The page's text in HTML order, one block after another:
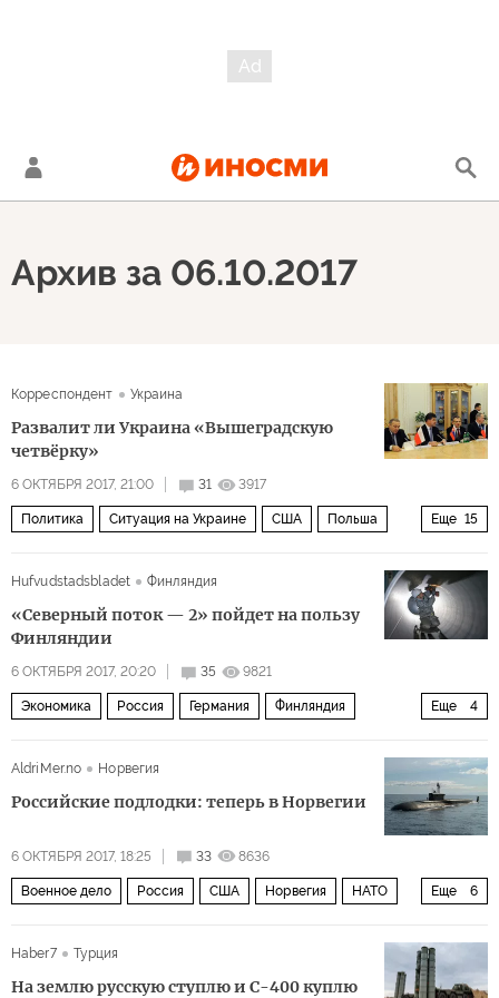
Архив за 06.10.2017
Корреспондент Украина
Развалит ли Украина «Вышеградскую
четвёрку»
6 ОКТЯБРЯ 2017, 21:00 31 3917
Еще 15
Политика Ситуация на Украине США Польша
Ярослав Качиньский
Петр Порошенко
Витольд Ващиковский ЕС школа
язык
Hufvudstadsbladet Финляндия
«Северный поток — 2» пойдет на пользу
Финляндии
6 ОКТЯБРЯ 2017, 20:20 35 9821
Еще 4
Экономика Россия Германия Финляндия
AldriMer.no Норвегия
Российские подлодки: теперь в Норвегии
6 ОКТЯБРЯ 2017, 18:25 33 8636
Еще 6
Военное дело Россия США Норвегия НАТО
российская угроза
Haber7 Турция
На землю русскую ступлю и С-400 куплю